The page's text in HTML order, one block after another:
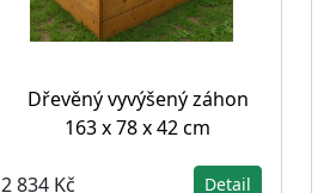
Dřevěný vyvýšený záhon
163 x 78 x 42 cm
2 834 Kč Detail